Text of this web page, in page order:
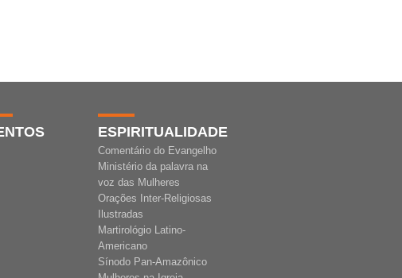
ESPIRITUALIDADE
Comentário do Evangelho
Ministério da palavra na
voz das Mulheres
Orações Inter-Religiosas
Ilustradas
Martirológio Latino-
Americano
Sínodo Pan-Amazônico